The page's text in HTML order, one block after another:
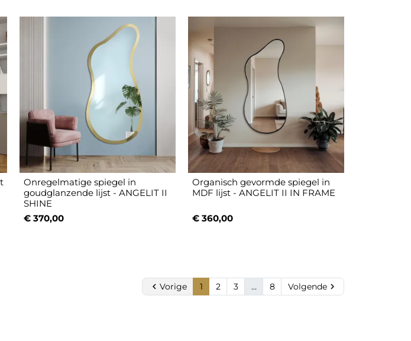
Onregelmatige spiegel in
goudglanzende lijst - ANGELIT II
SHINE
€ 370,00
Organisch gevormde spiegel in
MDF lijst - ANGELIT II IN FRAME
€ 360,00
 Vorige 1 2 3 … 8 Volgende